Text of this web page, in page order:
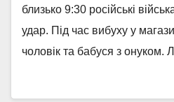
близько 9:30 російські
удар. Під час вибуху у
чоловік та бабуся з